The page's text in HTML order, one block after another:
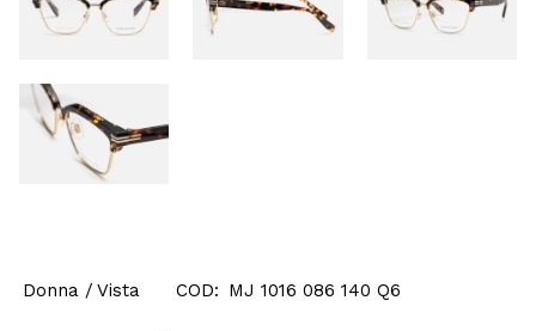
COD: MJ 1016 086 140 Q6
Donna Vista